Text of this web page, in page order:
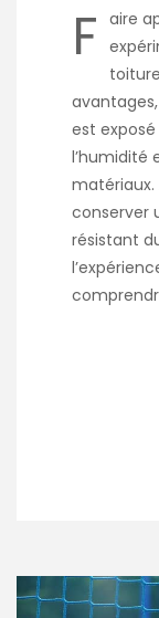
F aire
est
l’humidité
matériaux.
conserver
résistant